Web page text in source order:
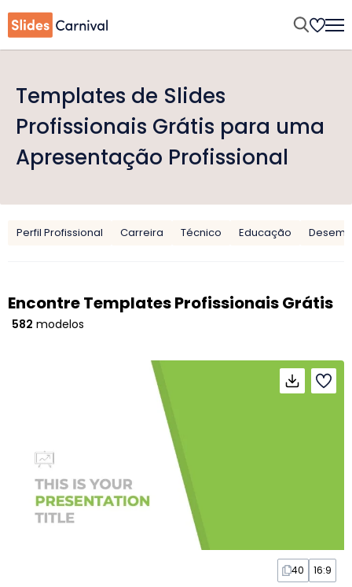
Templates de Slides
Profissionais Grátis para uma
Apresentação Profissional
Perfil Profissional Carreira Técnico Educação
Encontre Templates Profissionais Grátis
582 modelos
40 16:9